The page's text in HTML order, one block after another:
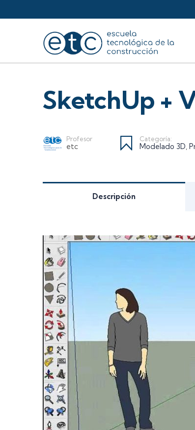
SketchUp +
Profesor
etc
Categoría:
Modelado 3D,
Descripción